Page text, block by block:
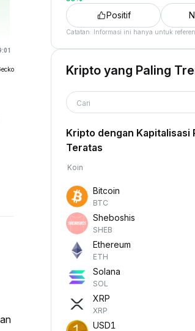
Positif
Catatan: Informasi ini hanya untuk
Kripto yang Paling
Cari
Kripto dengan Kapitalisasi
Teratas
Koin
Bitcoin
BTC
Sheboshis
SHEB
Ethereum
ETH
Solana
SOL
XRP
XRP
USD1